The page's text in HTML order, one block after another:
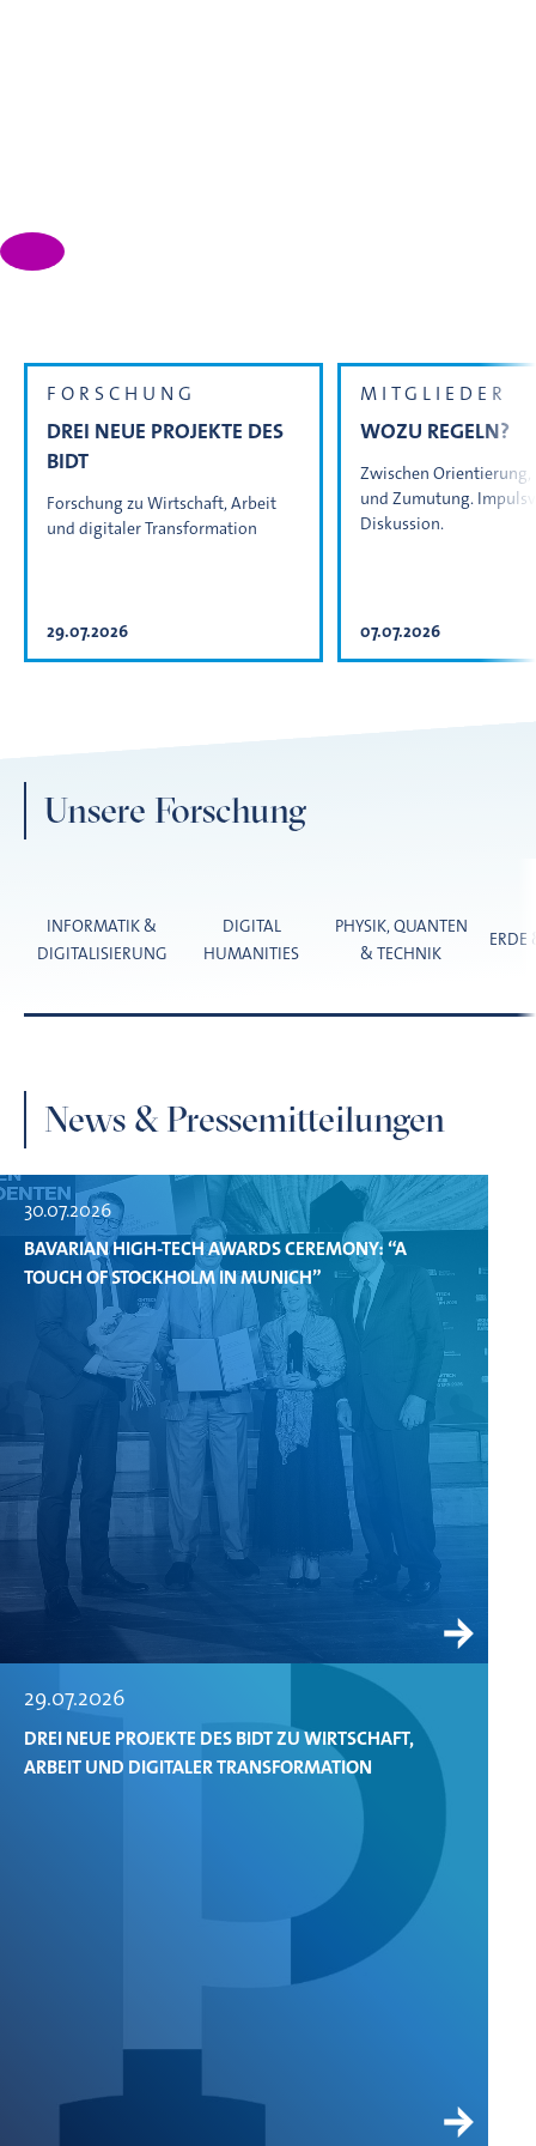
FORSCHUNG
29.07.2026
DREI NEUE PROJEKTE DES
BIDT
Forschung zu Wirtschaft, Arbeit
und digitaler Transformation
MITGLIEDER
07.07.2026
WOZU REGELN?
Zwischen Orientierung,
und Zumutung.
Diskussion.
Unsere Forschung
INFORMATIK &
DIGITALISIERUNG
DIGITAL
HUMANITIES
PHYSIK, QUANTEN
& TECHNIK
ERDE
News & Pressemitteilungen
30.07.2026
BAVARIAN HIGH-TECH AWARDS CEREMONY: “A
TOUCH OF STOCKHOLM IN MUNICH”
29.07.2026
DREI NEUE PROJEKTE DES BIDT ZU WIRTSCHAFT,
ARBEIT UND DIGITALER TRANSFORMATION